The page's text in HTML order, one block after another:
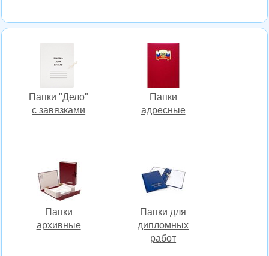
Папки "Дело"
с завязками
Папки
адресные
Папки
архивные
Папки для
дипломных
работ